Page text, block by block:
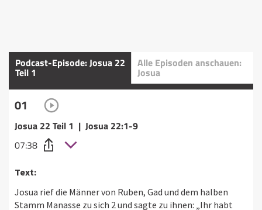
Podcast-Episode: Josua 22
Teil 1
Alle Episoden anschauen:
Josua
01
Josua 22 Teil 1 | Josua 22:1-9
07:38
Text:
Josua rief die Männer von Ruben, Gad und dem halben
Stamm Manasse zu sich 2 und sagte zu ihnen: „Ihr habt